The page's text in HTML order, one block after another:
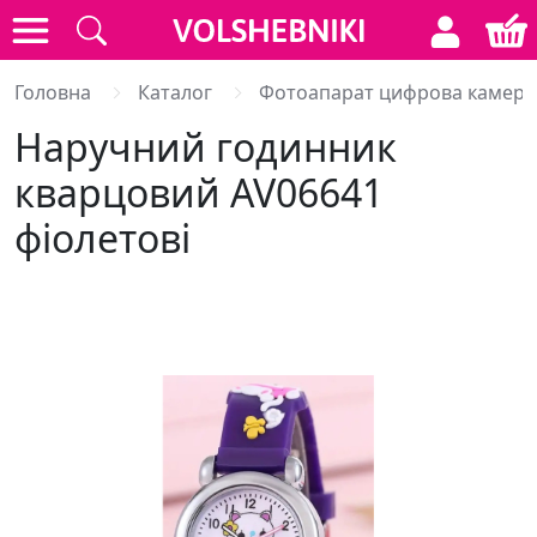
Головна Каталог Фотоапарат цифрова
Наручний годинник
кварцовий AV06641
фіолетові